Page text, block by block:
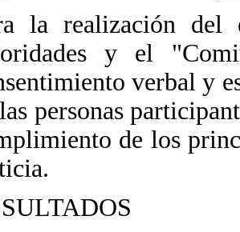
la realización del
y el
verbal y
personas
de los